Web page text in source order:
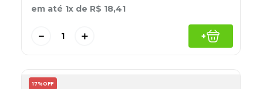
em até 1x de R$ 18,41
＋
－ +
17% OFF